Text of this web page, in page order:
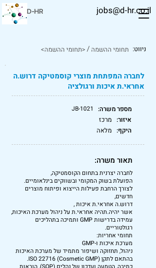
D-HR jobs@d-hr.co.il
ניווט: /<תחומי ההשמה> תחומי ההשמה
לחברה המפתחת מוצרי קוסמטיקה דרוש.ה
אחראי.ת איכות ורגולציה
JB-1021
מספר משרה:
איזור: מרכז
היקף: מלאה
תאור משרה:
לחברה יצרנית בתחום הקוסמטיקה,
הפועלת בשוק המקומי ובשווקים בינלאומיים.
לצורך הרחבת פעילות הייצוא ופיתוח מוצרים
חדשים,
דרוש.ה אחראי.ת איכות ,
אשר יהיה.תהיה אחראי.ת על ניהול מערכת האיכות,
עמידה בדרישות GMP ותמיכה בתהליכים
רגולטוריים.
תחומי אחריות:
מערכת איכות ו-GMP
ניהול, תחזוקה ושיפור מתמיד של מערכת האיכות
בהתאם לתקן ISO 22716 (Cosmetic GMP).